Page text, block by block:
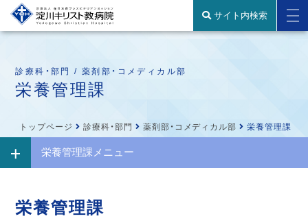
サイト内検索
診療科・部門 / 薬剤部・コメディカル部
栄養管理課
トップページ 診療科・部門 薬剤部・コメディカル部 栄養管理課
栄養管理課メニュー
栄養管理課